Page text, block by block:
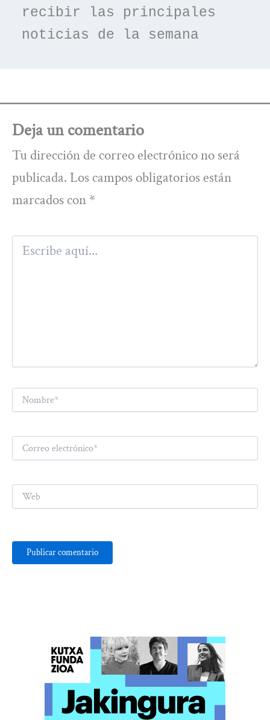
recibir las principales
noticias de la semana
Deja un comentario
Tu dirección de correo electrónico no será
publicada. Los campos obligatorios están
marcados con *
Escribe
aquí...
Correo
electrónico*
Web